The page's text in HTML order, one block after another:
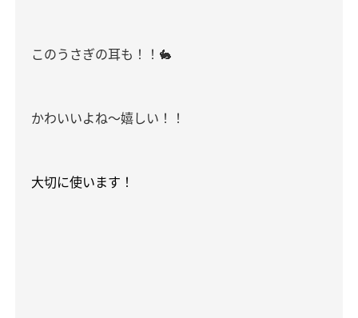
このうさぎの耳も！！🐇
かわいいよね〜嬉しい！！
大切に使います！